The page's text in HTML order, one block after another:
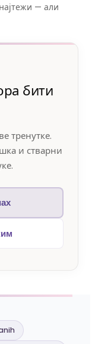
— али
бити
тренутке.
и стварни